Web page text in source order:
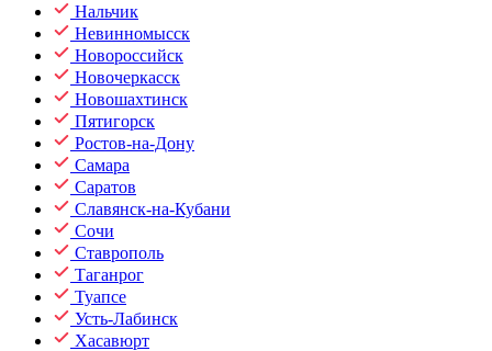
Нальчик
Невинномысск
Новороссийск
Новочеркасск
Новошахтинск
Пятигорск
Ростов-на-Дону
Самара
Саратов
Славянск-на-Кубани
Сочи
Ставрополь
Таганрог
Туапсе
Усть-Лабинск
Хасавюрт